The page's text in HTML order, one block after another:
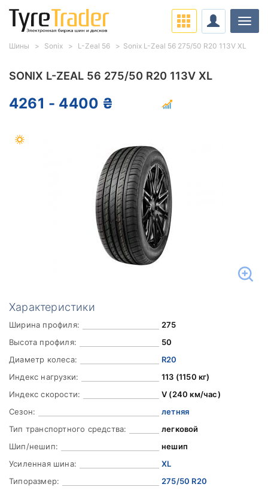
SONIX L-ZEAL 56 275/50 R20 113V XL
4261 - 4400 ₴
Характеристики
Ширина профиля:
275
Высота профиля:
50
Диаметр колеса:
R20
Индекс нагрузки:
113 (1150 кг)
Индекс скорости:
V (240 км/час)
Сезон:
летняя
Тип транспортного средства:
легковой
Шип/нешип:
нешип
Усиленная шина:
XL
Типоразмер:
275/50 R20
Шины Sonix L-Zeal 56 Sonix L-Zeal 56 275/50 R20 113V XL